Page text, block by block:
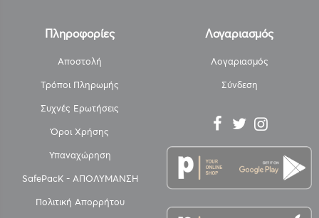
Πληροφορίες
Αποστολή
Τρόποι Πληρωμής
Συχνές Ερωτήσεις
Όροι Χρήσης
Υπαναχώρηση
SafePacK - ΑΠΟΛΥΜΑΝΣΗ
Πολιτική Απορρήτου
Λογαριασμός
Λογαριασμός
Σύνδεση